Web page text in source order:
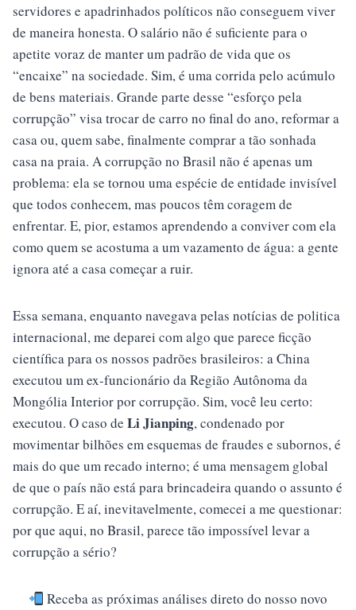
servidores e apadrinhados políticos não conseguem viver
de maneira honesta. O salário não é suficiente para o
apetite voraz de manter um padrão de vida que os
“encaixe” na sociedade. Sim, é uma corrida pelo acúmulo
de bens materiais. Grande parte desse “esforço pela
corrupção” visa trocar de carro no final do ano, reformar a
casa ou, quem sabe, finalmente comprar a tão sonhada
casa na praia. A corrupção no Brasil não é apenas um
problema: ela se tornou uma espécie de entidade invisível
que todos conhecem, mas poucos têm coragem de
enfrentar. E, pior, estamos aprendendo a conviver com ela
como quem se acostuma a um vazamento de água: a gente
ignora até a casa começar a ruir.
Essa semana, enquanto navegava pelas notícias de politica
internacional, me deparei com algo que parece ficção
científica para os nossos padrões brasileiros: a China
executou um ex-funcionário da Região Autônoma da
Mongólia Interior por corrupção. Sim, você leu certo:
executou. O caso deLi Jianping, condenado por
movimentar bilhões em esquemas de fraudes e subornos, é
mais do que um recado interno; é uma mensagem global
de que o país não está para brincadeira quando o assunto é
corrupção. E aí, inevitavelmente, comecei a me questionar:
por que aqui, no Brasil, parece tão impossível levar a
corrupção a sério?
Receba as próximas análises direto do nosso novo